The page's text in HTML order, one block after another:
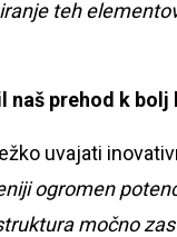
teh
naš prehod k
uvajati
ogromen
močno